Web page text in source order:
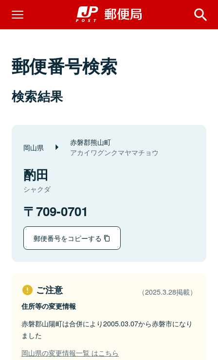
郵便番号検索
検索結果
岡山県 赤磐郡熊山町
アカイワグンクマヤマチョウ
酌田
シャクダ
709-0701
郵便番号をコピーする
ご注意 （2025.3.28掲載）
住所等の変更情報
赤磐郡山陽町は合併により2005.03.07から赤磐市になり
ました
岡山県の変更情報一覧 はこちら